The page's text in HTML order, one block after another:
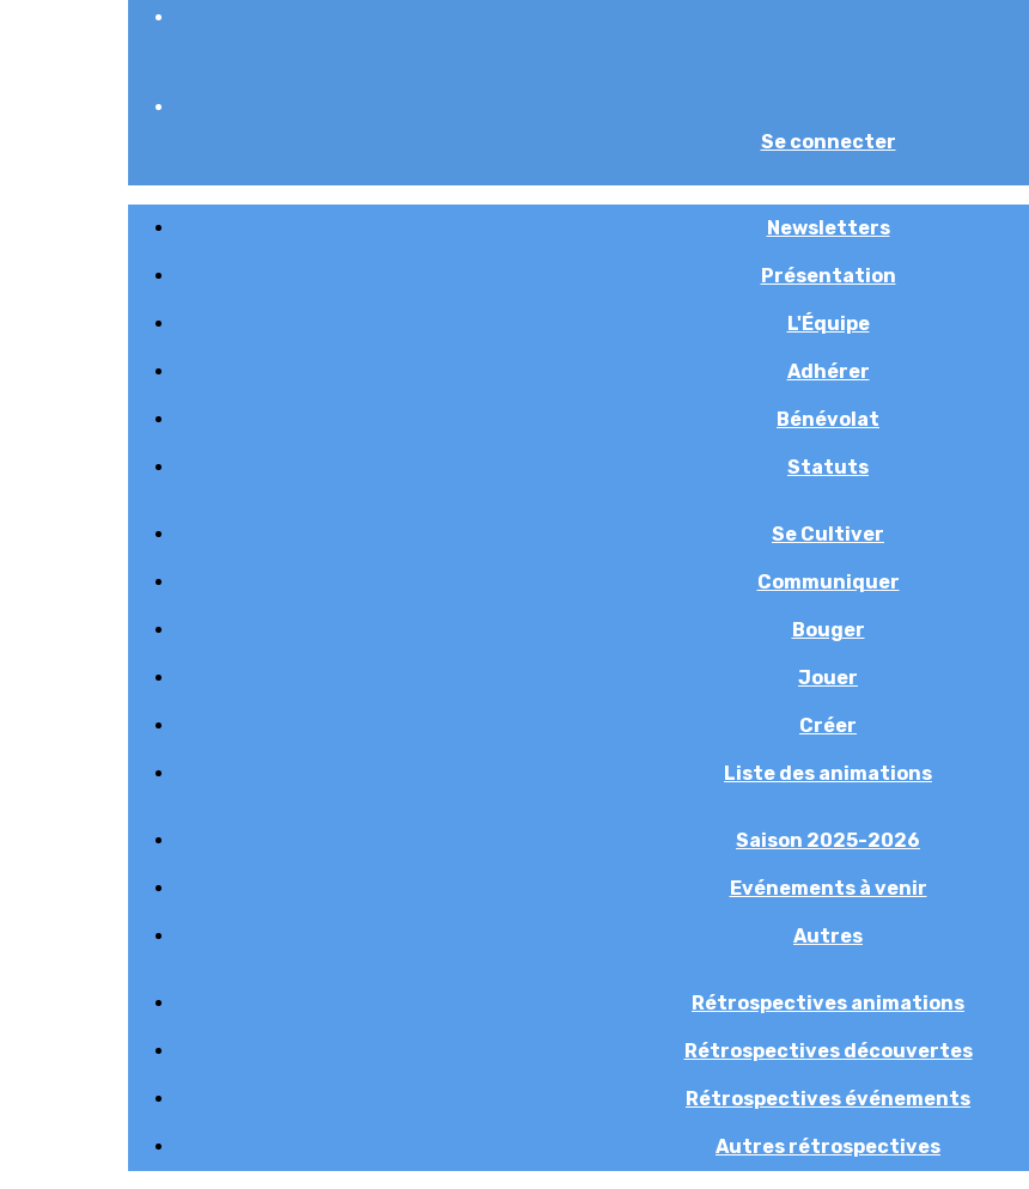
Se connecter
Newsletters
Présentation
L'Équipe
Adhérer
Bénévolat
Statuts
Se Cultiver
Communiquer
Bouger
Jouer
Créer
Liste des animations
Saison 2025-2026
Evénements à venir
Autres
Rétrospectives animations
Rétrospectives découvertes
Rétrospectives événements
Autres rétrospectives